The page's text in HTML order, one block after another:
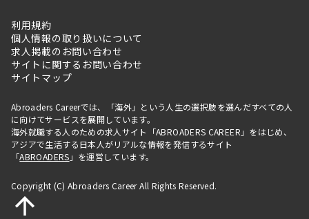
利用規約
個人情報の取り扱いについて
求人掲載のお問い合わせ
サイトに関するお問い合わせ
サイトマップ
Abroaders Careerでは、「海外」という人生の選択肢を選んだすべての人
に向けてサービスを展開しています。
海外就職する人のための求人サイト「ABROADERS CAREER」をはじめ、
アジアで生活する日本人がリアルな情報を発信するサイト
「ABROADERS 」を運営しています。
Copyright (C) Abroaders Career All Rights Reserved.